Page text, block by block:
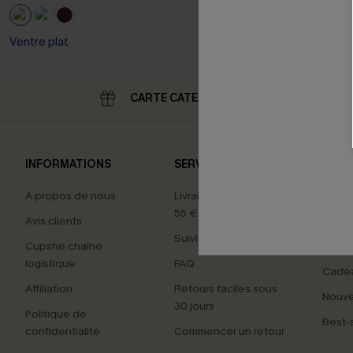
Ventre plat
CARTE CATEAU
INFORMATIONS
À propos de nous
Avis clients
Cupshe chaîne
logistique
Affiliation
Politique de
confidentialité
SERVICES
Livraison offerte dès
55 €
Suivi de commande
FAQ
Retours faciles sous
30 jours
Commencer un retour
Best-